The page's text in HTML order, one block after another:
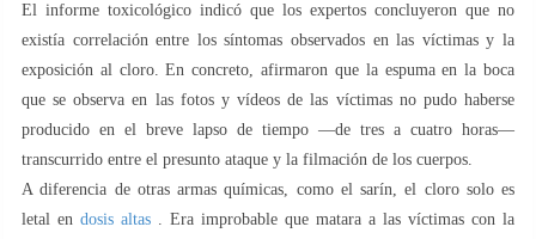
El informe toxicológico indicó que los expertos concluyeron que no
existía correlación entre los síntomas observados en las víctimas y la
exposición al cloro. En concreto, afirmaron que la espuma en la boca
que se observa en las fotos y vídeos de las víctimas no pudo haberse
producido en el breve lapso de tiempo —de tres a cuatro horas—
transcurrido entre el presunto ataque y la filmación de los cuerpos.
A diferencia de otras armas químicas, como el sarín, el cloro solo es
letal en dosis altas . Era improbable que matara a las víctimas con la